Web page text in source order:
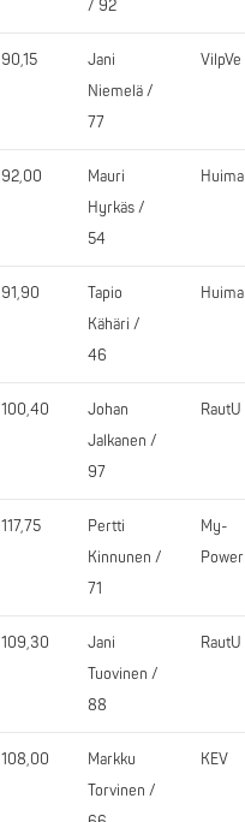
/ 92
90,15
Jani
Niemelä /
77
VilpVe
92,00
Mauri
Hyrkäs /
54
Huima
91,90
Tapio
Kähäri /
46
Huima
100,40
Johan
Jalkanen /
97
RautU
117,75
Pertti
Kinnunen /
71
My-
Power
109,30
Jani
Tuovinen /
88
RautU
108,00
Markku
Torvinen /
KEV